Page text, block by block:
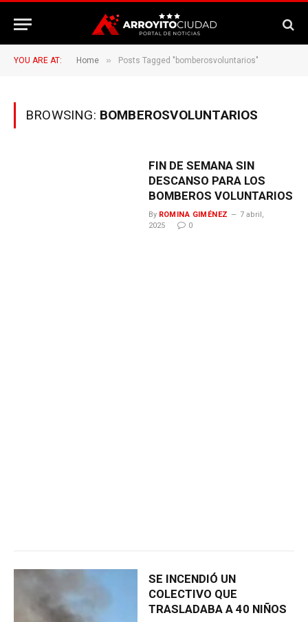
YOU ARE AT: Home » Posts Tagged "bomberosvoluntarios"
BROWSING: BOMBEROSVOLUNTARIOS
FIN DE SEMANA SIN
DESCANSO PARA LOS
BOMBEROS VOLUNTARIOS
By ROMINA GIMÉNEZ
7 abril,
2025
0
SE INCENDIÓ UN
COLECTIVO QUE
TRASLADABA A 40 NIÑOS